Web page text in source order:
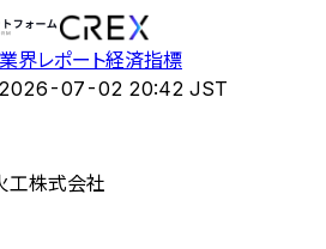
業界レポート経済指標
2026-07-02 20:42 JST
工株式会社